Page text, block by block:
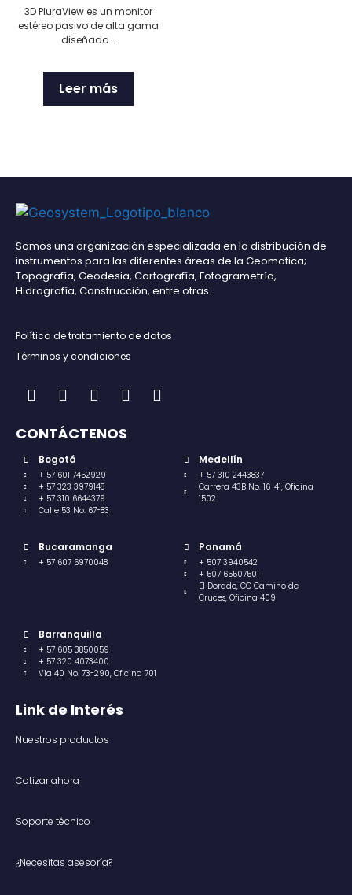
3D PluraView es un monitor
estéreo pasivo de alta gama
diseñado...
Leer más
Somos una organización especializada en la distribución de
instrumentos para las diferentes áreas de la Geomatica;
Topografía, Geodesia, Cartografía, Fotogrametría,
Hidrografía, Construcción, entre otras..
Política de tratamiento de datos
Términos y condiciones
CONTÁCTENOS
Bogotá
+ 57 601 7452929
+ 57 323 3979148
+ 57 310 6644379
Calle 53 No. 67-83
Medellín
+ 57 310 2443837
Carrera 43B No. 16-41, Oficina
1502
Bucaramanga
+ 57 607 6970048
Panamá
+ 507 3940542
+ 507 65507501
El Dorado, CC Camino de
Cruces, Oficina 409
Barranquilla
+ 57 605 3850059
+ 57 320 4073400
Vía 40 No. 73-290, Oficina 701
Link de Interés
Nuestros productos
Cotizar ahora
Soporte técnico
¿Necesitas asesoría?